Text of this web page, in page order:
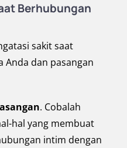
Berhubungan
sakit saat
Anda dan pasangan
. Cobalah
hal yang membuat
intim dengan